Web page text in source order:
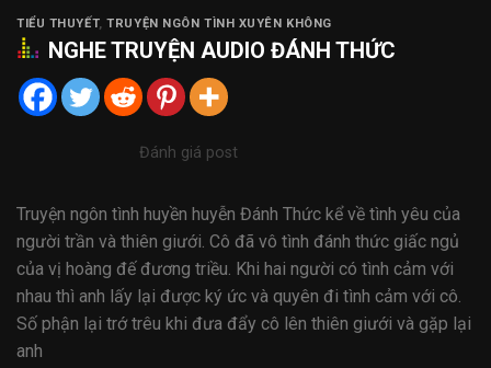
TIỂU THUYẾT,TRUYỆN NGÔN TÌNH XUYÊN KHÔNG
NGHETRUYỆN AUDIO ĐÁNH THỨC
Đánh giá post
Truyện ngôn tình huyền huyễn Đánh Thức kể về tình yêu của
người trần và thiên giưới. Cô đã vô tình đánh thức giấc ngủ
của vị hoàng đế đương triều. Khi hai người có tình cảm với
nhau thì anh lấy lại được ký ức và quyên đi tình cảm với cô.
Số phận lại trớ trêu khi đưa đẩy cô lên thiên giưới và gặp lại
anh